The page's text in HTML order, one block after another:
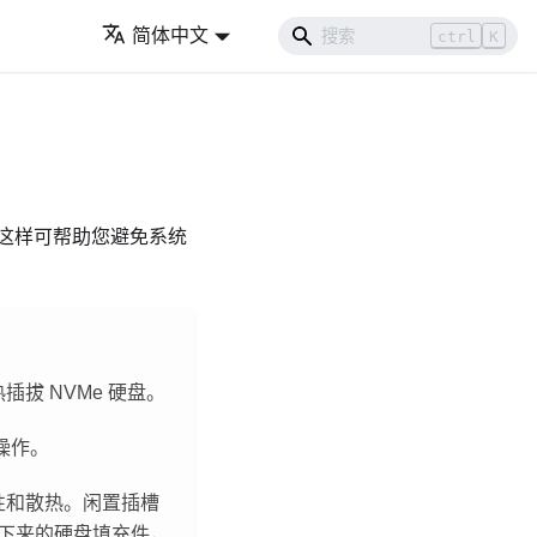
简体中文 ctrl K
样可帮助您避免系统
拔 NVMe 硬盘。
。
散热。闲置插槽